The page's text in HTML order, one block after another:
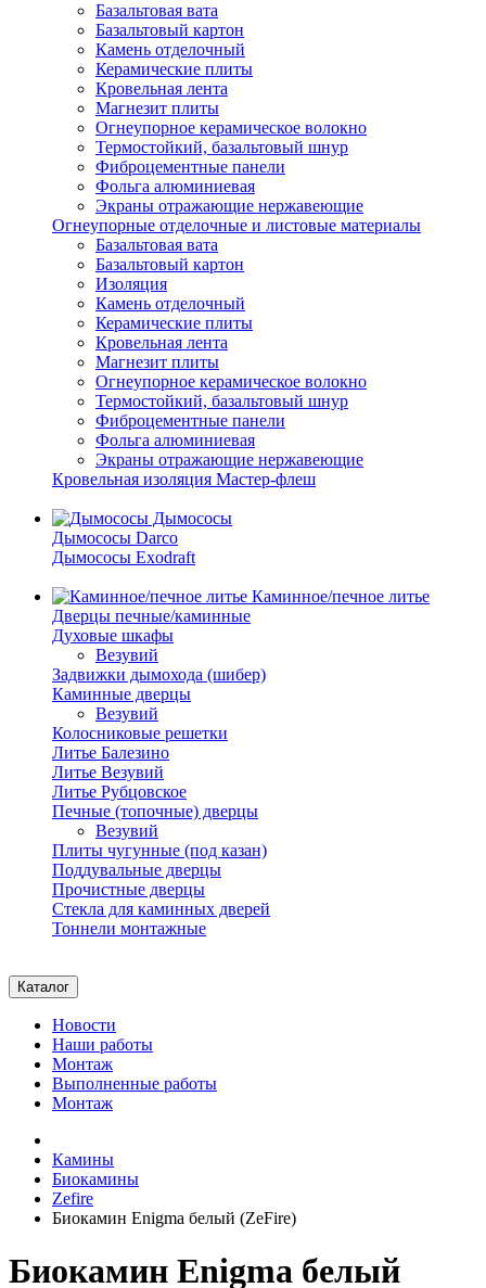
Базальтовая вата
Базальтовый картон
Камень отделочный
Керамические плиты
Кровельная лента
Магнезит плиты
Огнеупорное керамическое волокно
Термостойкий, базальтовый шнур
Фиброцементные панели
Фольга алюминиевая
Экраны отражающие нержавеющие
Огнеупорные отделочные и листовые материалы
Базальтовая вата
Базальтовый картон
Изоляция
Камень отделочный
Керамические плиты
Кровельная лента
Магнезит плиты
Огнеупорное керамическое волокно
Термостойкий, базальтовый шнур
Фиброцементные панели
Фольга алюминиевая
Экраны отражающие нержавеющие
Кровельная изоляция Мастер-флеш
Дымососы
Дымососы Darco
Дымососы Exodraft
Каминное/печное литье
Дверцы печные/каминные
Духовые шкафы
Везувий
Задвижки дымохода (шибер)
Каминные дверцы
Везувий
Колосниковые решетки
Литье Балезино
Литье Везувий
Литье Рубцовское
Печные (топочные) дверцы
Везувий
Плиты чугунные (под казан)
Поддувальные дверцы
Прочистные дверцы
Стекла для каминных дверей
Тоннели монтажные
Каталог
Новости
Наши работы
Монтаж
Выполненные работы
Монтаж
Камины
Биокамины
Zefire
Биокамин Enigma белый (ZeFire)
Биокамин Enigma белый